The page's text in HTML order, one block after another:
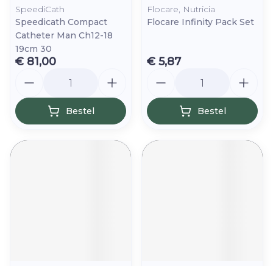
SpeediCath
Speedicath Compact
Catheter Man Ch12-18
19cm 30
€ 81,00
Bestel
Flocare, Nutricia
Flocare Infinity Pack Set
€ 5,87
Bestel